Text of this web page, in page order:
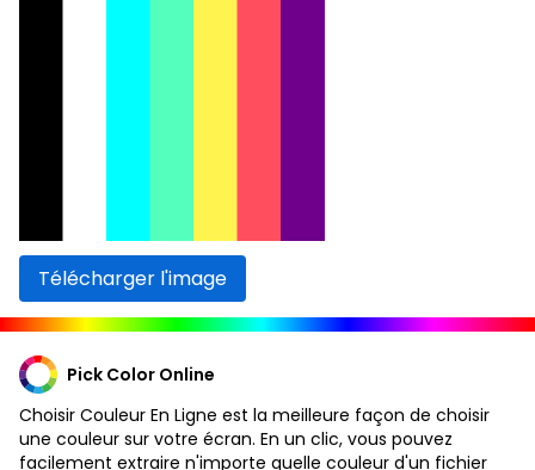
Télécharger l'image
Pick Color Online
Choisir Couleur En Ligne est la meilleure façon de choisir
une couleur sur votre écran. En un clic, vous pouvez
facilement extraire n'importe quelle couleur d'un fichier